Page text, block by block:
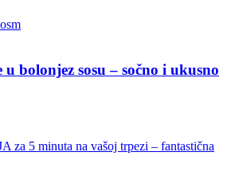
bolonjez sosu – sočno i ukusno